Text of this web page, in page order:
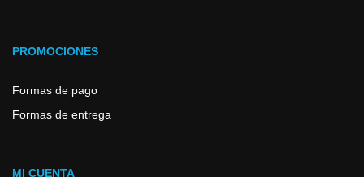
PROMOCIONES
Formas de pago
Formas de entrega
MI CUENTA